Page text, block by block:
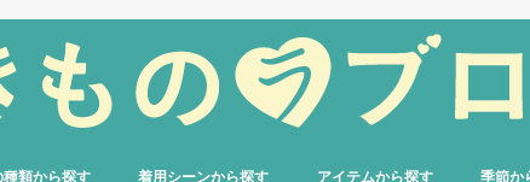
種類から探す 着用シーンから探す アイテムから探す 季節か